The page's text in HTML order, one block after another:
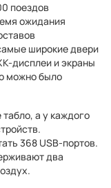
поездов
ожидания
широкие двери
дисплеи и экраны
можно было
а у каждого
368 USB-портов.
два